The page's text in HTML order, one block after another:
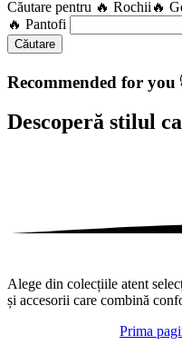
Căutare pentru 🔥 Rochii 🔥
🔥 Pantofi
Căutare
Recommended for you
Descoperă stilul
Alege din colecțiile atent
și accesorii care combină
Prima